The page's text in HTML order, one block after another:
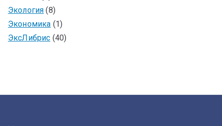
Экология (8)
Экономика (1)
ЭксЛибрис (40)